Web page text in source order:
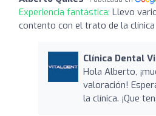
Experiencia fantástica: Llevo
contento con el trato de la clínica
Clínica Dental
Hola Alberto,
valoración!
la clínica. ¡Que